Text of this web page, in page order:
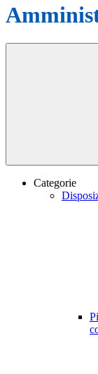
Categorie